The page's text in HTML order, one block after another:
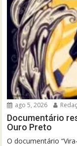
ago 5, 2026
Documentário
Ouro Preto
O documentário